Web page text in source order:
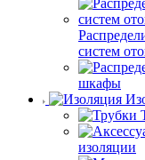
систем
шкафы
изоляции